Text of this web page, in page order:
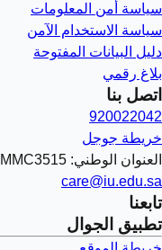
سياسة أمن المعلومات
سياسة الاستخدام الآمن
دليل البيانات المفتوحة
بلاغ رقمي
اتصل بنا
920022042
خريطة جوجل
العنوان الوطني: DMMC3515
care@iu.edu.sa
تابعنا
تطبيق الجوال